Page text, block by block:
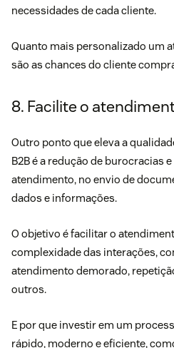
necessidades de cada cliente.
Quanto mais personalizado um
são as chances do cliente
8. Facilite o
Outro ponto que eleva a
B2B é a redução de burocracias
atendimento, no envio de
dados e informações.
O objetivo é facilitar o
complexidade das interações,
atendimento demorado,
outros.
E por que investir em um
rápido, moderno e eficiente,